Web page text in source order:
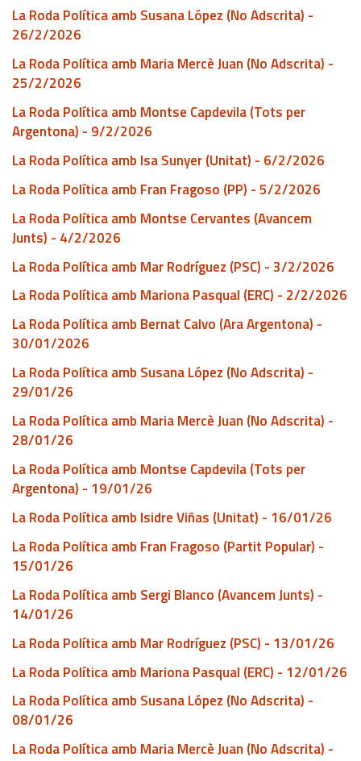
La Roda Política amb Susana López (No Adscrita) -
26/2/2026
La Roda Política amb Maria Mercè Juan (No Adscrita) -
25/2/2026
La Roda Política amb Montse Capdevila (Tots per
Argentona) - 9/2/2026
La Roda Política amb Isa Sunyer (Unitat) - 6/2/2026
La Roda Política amb Fran Fragoso (PP) - 5/2/2026
La Roda Política amb Montse Cervantes (Avancem
Junts) - 4/2/2026
La Roda Política amb Mar Rodríguez (PSC) - 3/2/2026
La Roda Política amb Mariona Pasqual (ERC) - 2/2/2026
La Roda Política amb Bernat Calvo (Ara Argentona) -
30/01/2026
La Roda Política amb Susana López (No Adscrita) -
29/01/26
La Roda Política amb Maria Mercè Juan (No Adscrita) -
28/01/26
La Roda Política amb Montse Capdevila (Tots per
Argentona) - 19/01/26
La Roda Política amb Isidre Viñas (Unitat) - 16/01/26
La Roda Política amb Fran Fragoso (Partit Popular) -
15/01/26
La Roda Política amb Sergi Blanco (Avancem Junts) -
14/01/26
La Roda Política amb Mar Rodríguez (PSC) - 13/01/26
La Roda Política amb Mariona Pasqual (ERC) - 12/01/26
La Roda Política amb Susana López (No Adscrita) -
08/01/26
La Roda Política amb Maria Mercè Juan (No Adscrita) -